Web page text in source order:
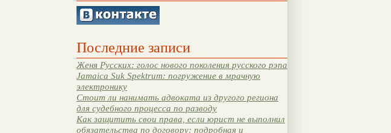
Последние записи
Женя Русских: голос нового поколения русского рэпа
Jamaica Suk Spektrum: погружение в мрачную
электронику
Стоит ли нанимать адвоката из другого региона
для судебного процесса по разводу
Как защитить свои права, если юрист не выполнил
обязательства по договору: подробная и